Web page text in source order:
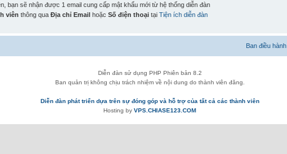
bạn sẽ nhận được 1 email cung cấp mật khẩu mới từ hệ thống diễn đàn
viên thông qua Địa chỉ Email hoặc Số điện thoại tại Tiện ích diễn đàn
Ban điều hành
Diễn đàn sử dụng PHP Phiên bản 8.2
Ban quản trị không chịu trách nhiệm về nội dung do thành viên đăng.
Diễn đàn phát triển dựa trên sự đóng góp và hỗ trợ của tất cả các thành viên
Hosting by VPS.CHIASE123.COM